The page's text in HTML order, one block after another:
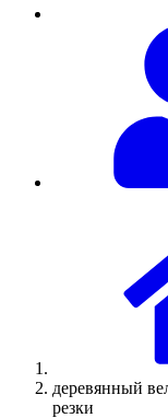
деревянный
резки